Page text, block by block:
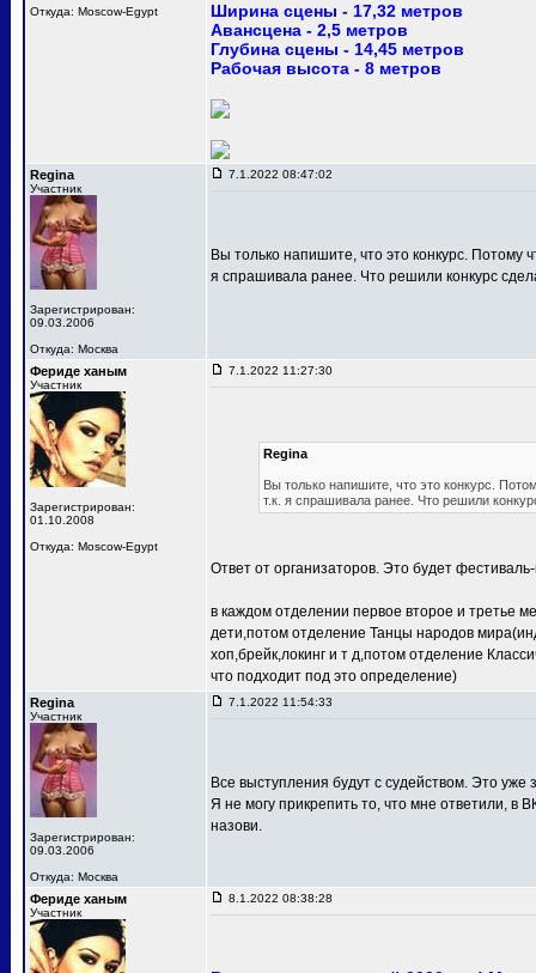
Откуда: Moscow-Egypt
Ширина сцены - 17,32 метров
Авансцена - 2,5 метров
Глубина сцены - 14,45 метров
Рабочая высота - 8 метров
Regina
Участник
Зарегистрирован:
09.03.2006
Откуда: Москва
7.1.2022 08:47:02
Вы только напишите, что это конкурс. Потому
я спрашивала ранее. Что решили конкурс
Фериде ханым
Участник
Зарегистрирован:
01.10.2008
Откуда: Moscow-Egypt
7.1.2022 11:27:30
Regina
Вы только напишите, что это конкурс.
т.к. я спрашивала ранее. Что решили
Ответ от организаторов. Это будет фестиваль-
в каждом отделении первое второе и третье
дети,потом отделение Танцы народов
хоп,брейк,локинг и т д,потом отделение
что подходит под это определение)
Regina
Участник
Зарегистрирован:
09.03.2006
Откуда: Москва
7.1.2022 11:54:33
Все выступления будут с судейством. Это уже
Я не могу прикрепить то, что мне ответили, в
назови.
Фериде ханым
Участник
8.1.2022 08:38:28